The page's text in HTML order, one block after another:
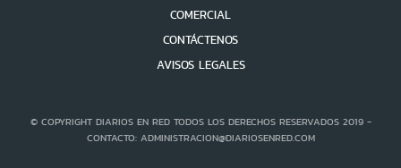
COMERCIAL
CONTÁCTENOS
AVISOS LEGALES
© COPYRIGHT DIARIOS EN RED TODOS LOS DERECHOS RESERVADOS 2019 -
CONTACTO: ADMINISTRACION@DIARIOSENRED.COM